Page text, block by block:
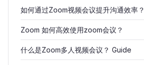
如何通过Zoom视频会议提升沟通效率？
Zoom 如何高效使用zoom会议？
什么是Zoom多人视频会议？ Guide